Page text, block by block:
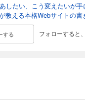
したい、こう変えたいが
教える本格Webサイトの書
する フォローすると